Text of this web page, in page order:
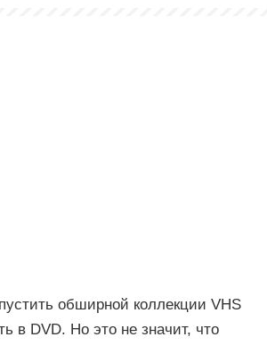
обширной коллекции VHS
в DVD. Но это не значит, что